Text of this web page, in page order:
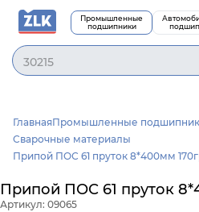
Промышленные
подшипники
3021
ГлавнаяПромышленные
Сварочные материалы
Припой ПОС 61 пруток 8*400мм
Припой ПОС 61 пруток
Артикул: 09065